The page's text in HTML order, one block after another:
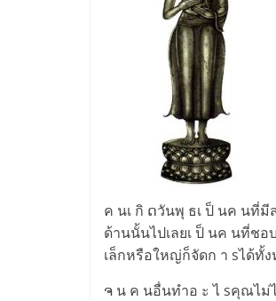
ค นเ กิ ດวันพุ ธเ ป็ นค นที่
ด้านนั้นไปเลยเ ป็ นค นที่ชอ
เล็กหรือใหญ่ก็จัดก า sได้ทั้
ຈ น ค นอื่นทำอ ะ ไ sคุณไม่